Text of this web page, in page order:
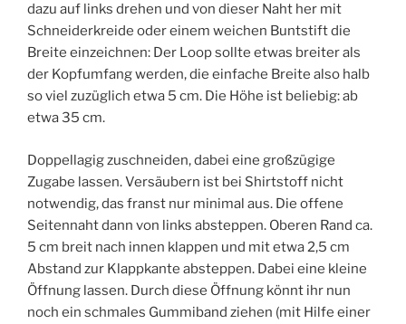
dazu auf links drehen und von dieser Naht her mit
Schneiderkreide oder einem weichen Buntstift die
Breite einzeichnen: Der Loop sollte etwas breiter als
der Kopfumfang werden, die einfache Breite also halb
so viel zuzüglich etwa 5 cm. Die Höhe ist beliebig: ab
etwa 35 cm.
Doppellagig zuschneiden, dabei eine großzügige
Zugabe lassen. Versäubern ist bei Shirtstoff nicht
notwendig, das franst nur minimal aus. Die offene
Seitennaht dann von links absteppen. Oberen Rand ca.
5 cm breit nach innen klappen und mit etwa 2,5 cm
Abstand zur Klappkante absteppen. Dabei eine kleine
Öffnung lassen. Durch diese Öffnung könnt ihr nun
noch ein schmales Gummiband ziehen (mit Hilfe einer